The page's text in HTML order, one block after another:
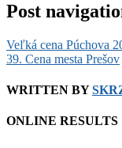
Post
Veľká cena Púchova
39. Cena mesta Prešov
WRITTEN BY
ONLINE RESULTS